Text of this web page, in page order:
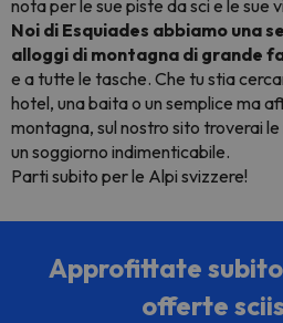
nota per le sue piste da sci e le sue
Noi di Esquiades abbiamo una
alloggi di montagna di grande
e a tutte le tasche. Che tu stia
hotel, una baita o un semplice ma
montagna, sul nostro sito troverai
un soggiorno indimenticabile.
Parti subito per le Alpi svizzere!
Approfittate
offerte